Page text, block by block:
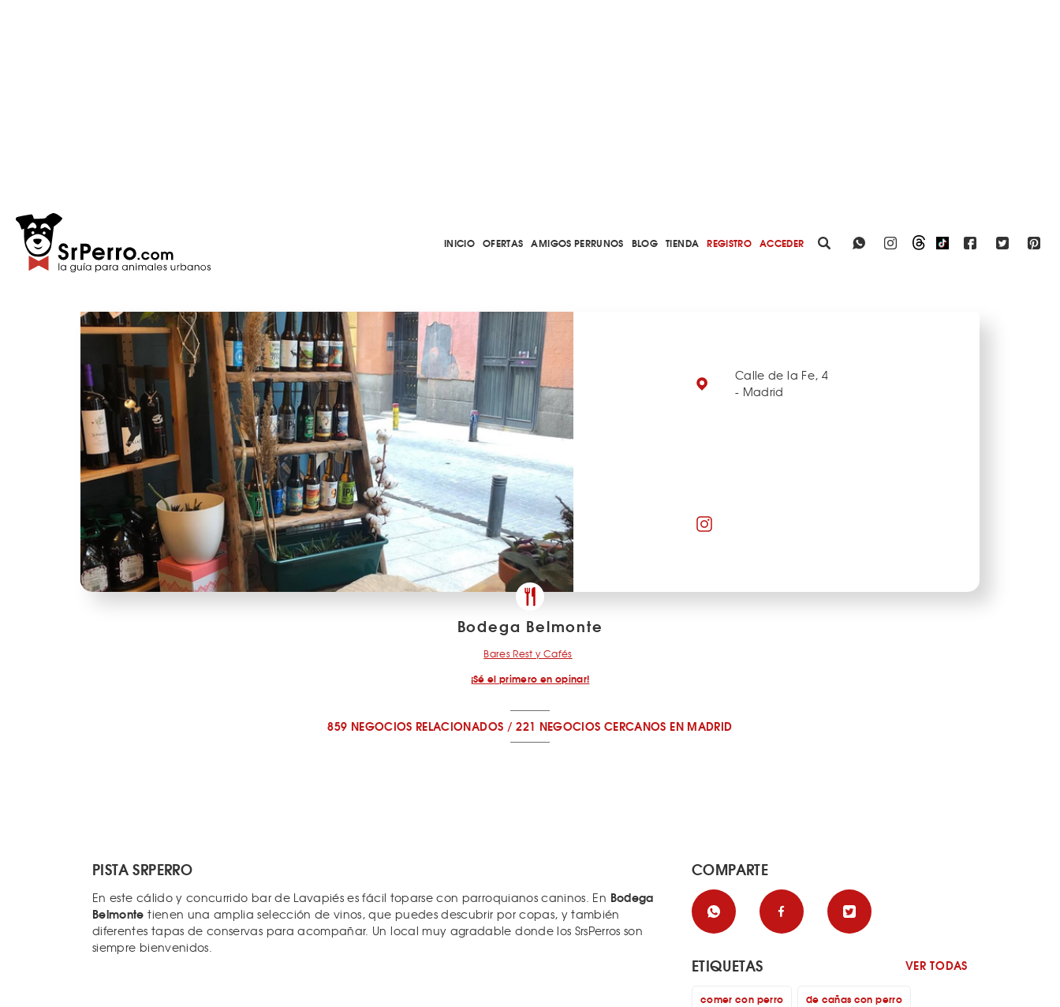
INICIO OFERTAS AMIGOS PERRUNOS BLOG TIENDA REGISTRO ACCEDER
Calle de la Fe, 4
- Madrid
Bodega Belmonte
Bares Rest y Cafés
¡Sé el primero en opinar!
859 NEGOCIOS RELACIONADOS /221 NEGOCIOS CERCANOS EN MADRID
PISTA SRPERRO
En este cálido y concurrido bar de Lavapiés es fácil toparse con parroquianos caninos. En Bodega
Belmonte tienen una amplia selección de vinos, que puedes descubrir por copas, y también
diferentes tapas de conservas para acompañar. Un local muy agradable donde los SrsPerros son
siempre bienvenidos.
COMPARTE
ETIQUETAS VER TODAS
comer con perro
de cañas con perro